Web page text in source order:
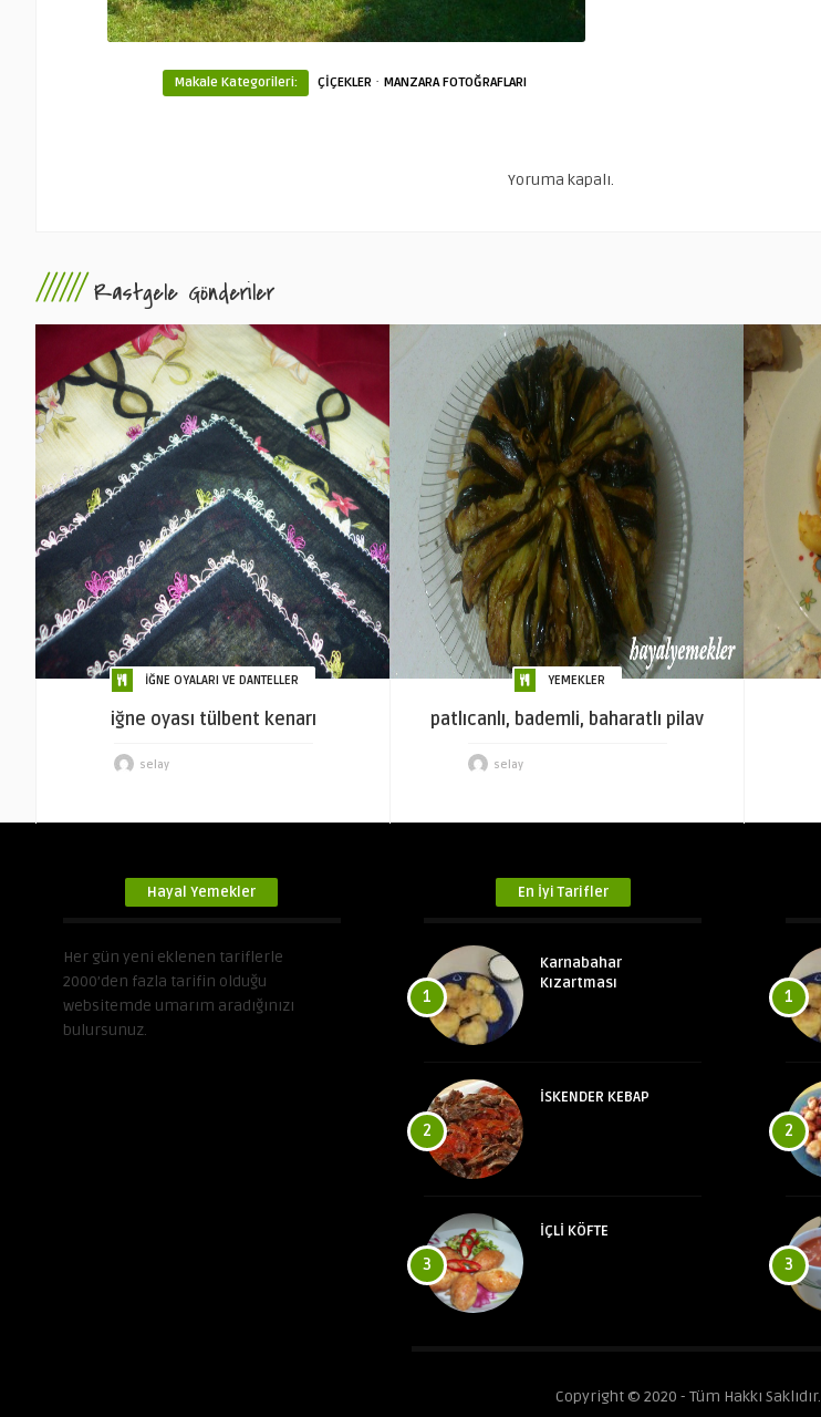
Makale Kategorileri: ÇİÇEKLER · MANZARA FOTOĞRAFLARI
Yoruma kapalı.
////// Rastgele Gönderiler
İĞNE OYALARI VE DANTELLER
iğne oyası tülbent kenarı
selay
YEMEKLER
patlıcanlı, bademli, baharatlı pilav
selay
Hayal Yemekler
Her gün yeni eklenen tariflerle
2000’den fazla tarifin olduğu
websitemde umarım aradığınızı
bulursunuz.
En İyi Tarifler
1
Karnabahar
Kızartması
2
İSKENDER KEBAP
3
İÇLİ KÖFTE
1
2
3
Copyright © 2020 - Tüm Hakkı Saklıdır.